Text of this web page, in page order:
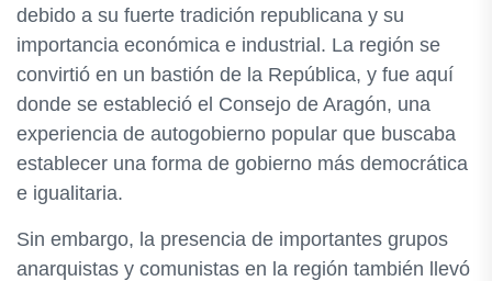
debido a su fuerte tradición republicana y su
importancia económica e industrial. La región se
convirtió en un bastión de la República, y fue aquí
donde se estableció el Consejo de Aragón, una
experiencia de autogobierno popular que buscaba
establecer una forma de gobierno más democrática
e igualitaria.
Sin embargo, la presencia de importantes grupos
anarquistas y comunistas en la región también llevó